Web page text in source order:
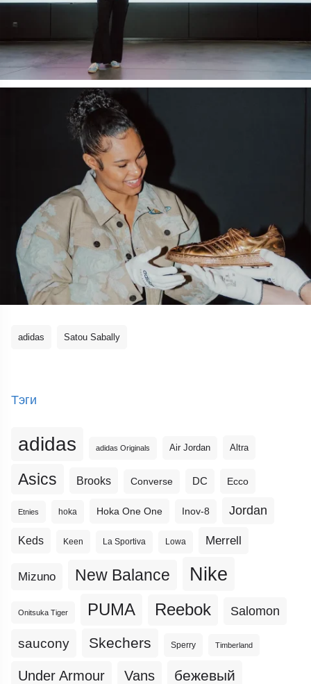
adidas Satou Sabally
Тэги
adidas adidas Originals Air Jordan Altra
Asics Brooks Converse DC Ecco
Etnies hoka Hoka One One Inov-8 Jordan
Keds Keen La Sportiva Lowa Merrell
Mizuno New Balance Nike
Onitsuka Tiger PUMA Reebok Salomon
saucony Skechers Sperry Timberland
Under Armour Vans бежевый